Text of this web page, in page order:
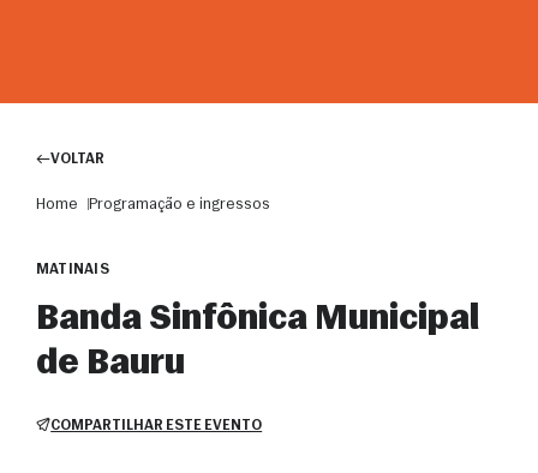
VOLTAR
Home Programação e ingressos
MATINAIS
Banda Sinfônica Municipal
de Bauru
COMPARTILHAR ESTE EVENTO